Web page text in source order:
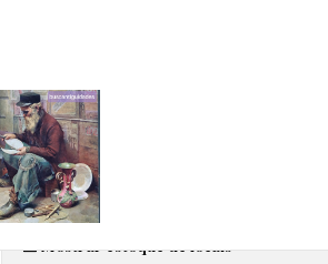
|
Bibelot, porcelana,
Quantidade
Mostrar estoque de locais